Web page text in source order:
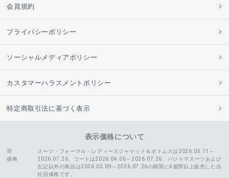
会員規約
プライバシーポリシー
ソーシャルメディアポリシー
カスタマーハラスメントポリシー
特定商取引法に基づく表示
表示価格について
価格
スーツ・フォーマル・レディースジャケット＆ボトムスは2026.05.11～
2026.07.26、コートは2026.04.06～2026.07.26、
パジャマスーツおよび
左記以外の商品は2026.02.09～2026.07.26の期間に4週間以上販売した自
社旧価格です。